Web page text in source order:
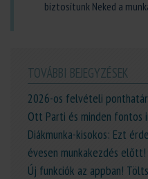
biztosítunk Neked a
TOVÁBBI BEJEGYZÉSEK
2026-os felvételi
Ott Parti és minden fontos
Diákmunka-kisokos: Ezt
évesen munkakezdés előtt!
Új funkciók az appban!